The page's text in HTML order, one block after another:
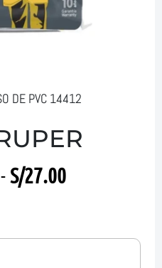
DE PVC 14412
- S/27.00